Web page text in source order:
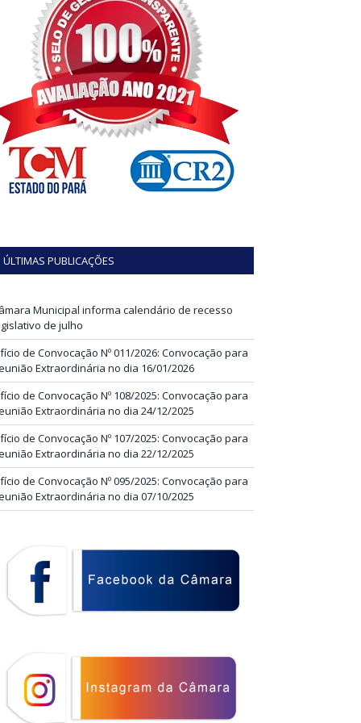
ÚLTIMAS PUBLICAÇÕES
Municipal informa calendário de recesso
de julho
de Convocação Nº 011/2026: Convocação para
Extraordinária no dia 16/01/2026
de Convocação Nº 108/2025: Convocação para
Extraordinária no dia 24/12/2025
de Convocação Nº 107/2025: Convocação para
Extraordinária no dia 22/12/2025
de Convocação Nº 095/2025: Convocação para
Extraordinária no dia 07/10/2025